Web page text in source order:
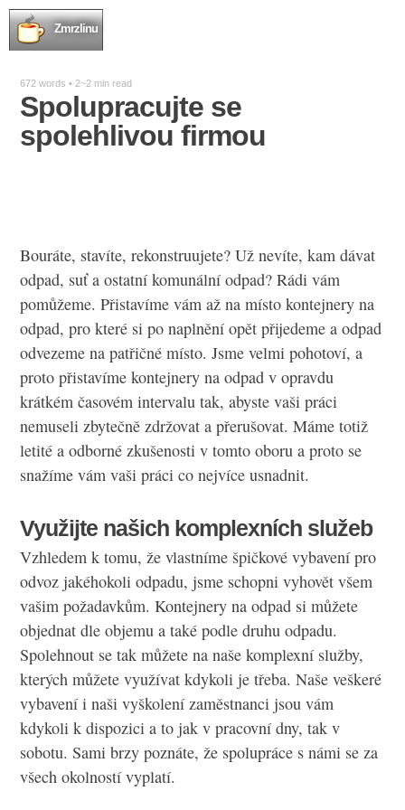
Zmrzlinu
672 words • 2~2 min read
Spolupracujte se
spolehlivou firmou
Bouráte, stavíte, rekonstruujete? Už nevíte, kam dávat
odpad, suť a ostatní komunální odpad? Rádi vám
pomůžeme. Přistavíme vám až na místokontejnery na
odpad, pro které si po naplnění opět přijedeme a odpad
odvezeme na patřičné místo. Jsme velmi pohotoví, a
proto přistavíme kontejnery na odpad v opravdu
krátkém časovém intervalu tak, abyste vaši práci
nemuseli zbytečně zdržovat a přerušovat. Máme totiž
letité a odborné zkušenosti v tomto oboru a proto se
snažíme vám vaši práci co nejvíce usnadnit.
Využijte našich komplexních služeb
Vzhledem k tomu, že vlastníme špičkové vybavení pro
odvoz jakéhokoli odpadu, jsme schopni vyhovět všem
vašim požadavkům. Kontejnery na odpad si můžete
objednat dle objemu a také podle druhu odpadu.
Spolehnout se tak můžete na naše komplexní služby,
kterých můžete využívat kdykoli je třeba. Naše veškeré
vybavení i naši vyškolení zaměstnanci jsou vám
kdykoli k dispozici a to jak v pracovní dny, tak v
sobotu. Sami brzy poznáte, že spolupráce s námi se za
všech okolností vyplatí.